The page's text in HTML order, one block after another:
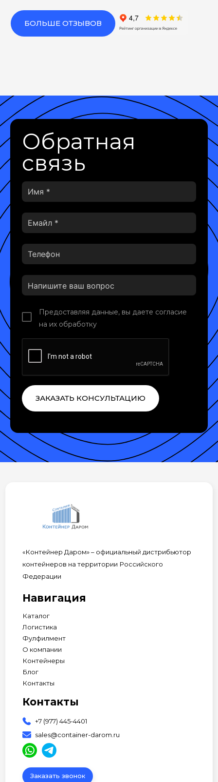
БОЛЬШЕ ОТЗЫВОВ
Обратная
связь
Предоставляя данные, вы даете согласие
на их обработку
ЗАКАЗАТЬ КОНСУЛЬТАЦИЮ
«Контейнер Даром» – официальный дистрибьютор
контейнеров на территории Российского
Федерации
Навигация
Каталог
Логистика
Фулфилмент
О компании
Контейнеры
Блог
Контакты
Контакты
+7 (977) 445-4401
sales@container-darom.ru
Заказать звонок